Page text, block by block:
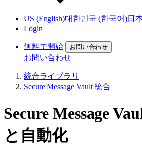
US (English)대한민국 (한국어)日
Login
無料で開始 お問い合わせ
お問い合わせ
統合ライブラリ
Secure Message Vault 統合
Secure Message
と自動化